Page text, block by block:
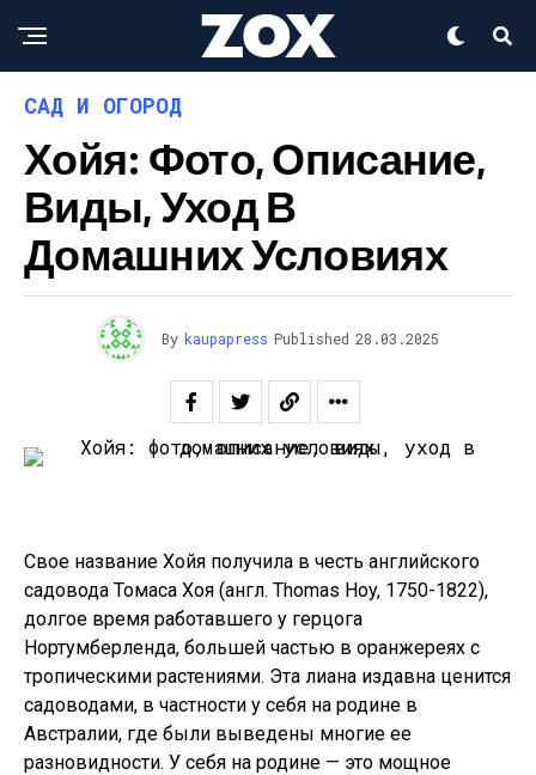
САД И ОГОРОД
Хойя: Фото, Описание,
Виды, Уход В
Домашних Условиях
By kaupapress Published 28.03.2025
Свое название Хойя получила в честь английского
садовода Томаса Хоя (англ. Thomas Hoy, 1750-1822),
долгое время работавшего у герцога
Нортумберленда, большей частью в оранжереях с
тропическими растениями. Эта лиана издавна ценится
садоводами, в частности у себя на родине в
Австралии, где были выведены многие ее
разновидности. У себя на родине — это мощное